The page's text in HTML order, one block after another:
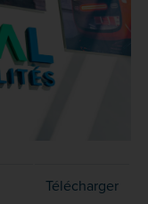
Télécharger